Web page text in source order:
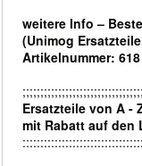
weitere Info –
(Unimog
Artikelnummer:
Ersatzteile von A -
mit Rabatt auf den